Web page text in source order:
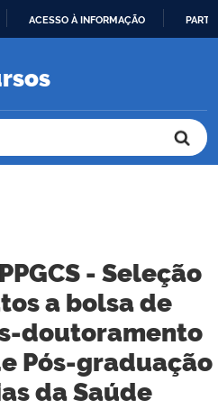
O
ACESSO À INFORMAÇÃO
- Seleção
a bolsa de
doutoramento
Pós-graduação
da Saúde